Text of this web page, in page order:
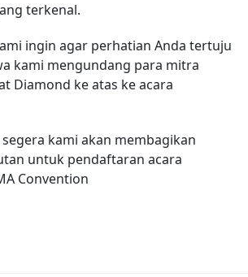
terkenal.
ingin agar perhatian Anda tertuju
kami mengundang para mitra
Diamond ke atas ke acara
kami akan membagikan
untuk pendaftaran acara
Convention